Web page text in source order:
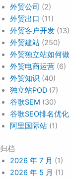
外贸公司 (2)
外贸出口 (11)
外贸客户开发 (13)
外贸建站 (250)
外贸独立站如何做
外贸电商运营 (6)
外贸知识 (40)
独立站POD (7)
谷歌SEM (30)
谷歌SEO排名优化
阿里国际站 (1)
归档
2026 年 7 月 (1)
2026 年 5 月 (1)